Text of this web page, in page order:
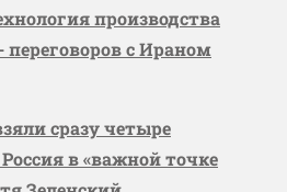
производства
с Ираном
сразу четыре
в «важной точке